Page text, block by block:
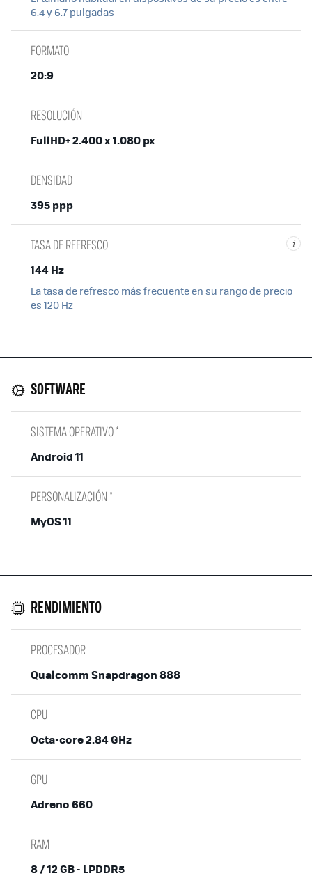
6.4 y 6.7 pulgadas
FORMATO
20:9
RESOLUCIÓN
FullHD+ 2.400 x 1.080 px
DENSIDAD
395 ppp
i
TASA DE REFRESCO
144 Hz
La tasa de refresco más frecuente en su rango de precio
es 120 Hz
SOFTWARE
SISTEMA OPERATIVO *
Android 11
PERSONALIZACIÓN *
MyOS 11
RENDIMIENTO
PROCESADOR
Qualcomm Snapdragon 888
CPU
Octa-core 2.84 GHz
GPU
Adreno 660
RAM
8 / 12 GB - LPDDR5